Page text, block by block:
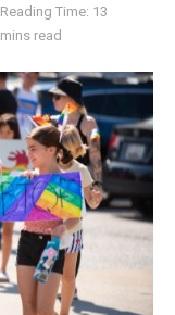
Reading Time: 13
mins read